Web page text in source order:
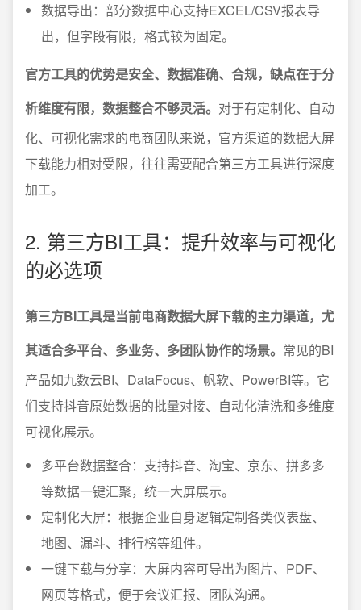
数据导出：部分数据中心支持EXCEL/CSV报表导
出，但字段有限，格式较为固定。
官方工具的优势是安全、数据准确、合规，缺点在于分
析维度有限，数据整合不够灵活。 对于有定制化、自动
化、可视化需求的电商团队来说，官方渠道的数据大屏
下载能力相对受限，往往需要配合第三方工具进行深度
加工。
2. 第三方BI工具：提升效率与可视化
的必选项
第三方BI工具是当前电商数据大屏下载的主力渠道，尤
其适合多平台、多业务、多团队协作的场景。 常见的BI
产品如九数云BI、DataFocus、帆软、PowerBI等。它
们支持抖音原始数据的批量对接、自动化清洗和多维度
可视化展示。
多平台数据整合：支持抖音、淘宝、京东、拼多多
等数据一键汇聚，统一大屏展示。
定制化大屏：根据企业自身逻辑定制各类仪表盘、
地图、漏斗、排行榜等组件。
一键下载与分享：大屏内容可导出为图片、PDF、
网页等格式，便于会议汇报、团队沟通。